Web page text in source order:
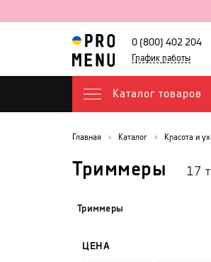
0 (800) 402 204
График работы
Каталог товаров
Главная Каталог Красота и
Триммеры 17
Триммеры
ЦЕНА